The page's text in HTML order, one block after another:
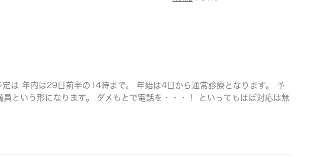
定は 年内は29日前半の14時まで。 年始は4日から通常診療となります。 予
という形になります。 ダメもとで電話を・・・！ といってもほぼ対応は無